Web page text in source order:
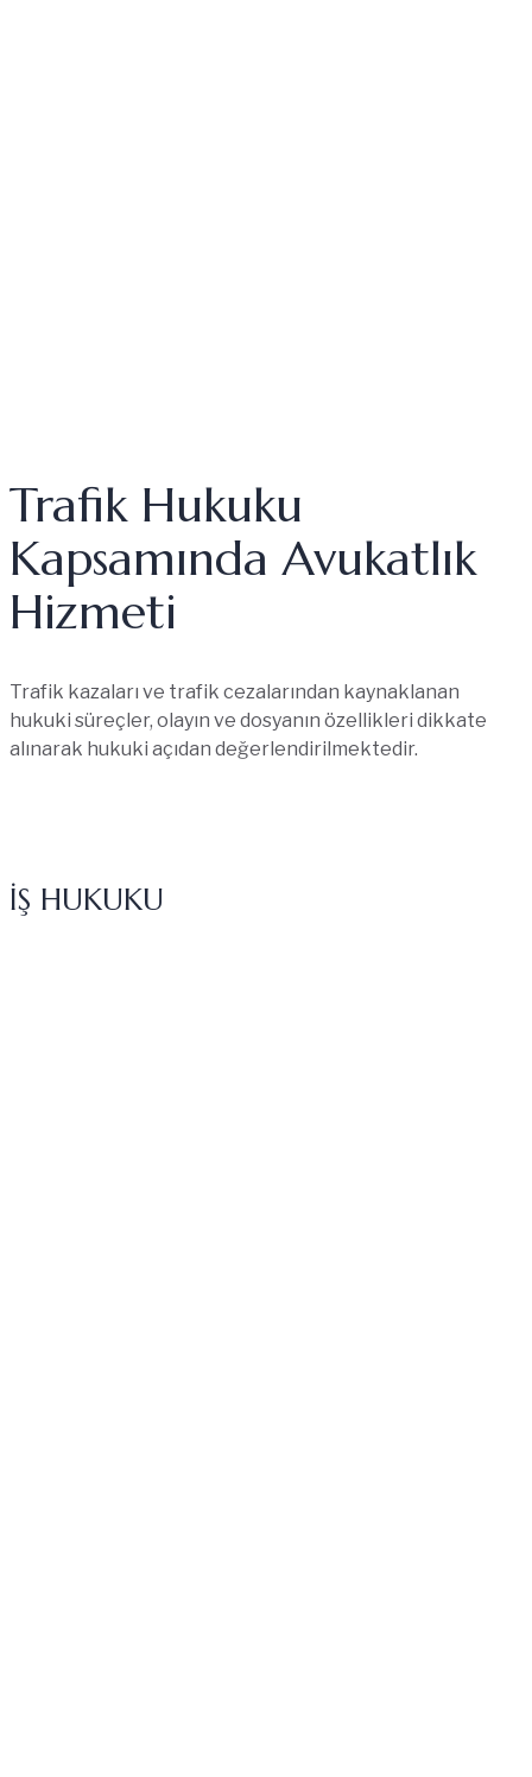
Trafik Hukuku
Kapsamında Avukatlık
Hizmeti
Trafik kazaları ve trafik cezalarından kaynaklanan
hukuki süreçler, olayın ve dosyanın özellikleri dikkate
alınarak hukuki açıdan değerlendirilmektedir.
İŞ HUKUKU